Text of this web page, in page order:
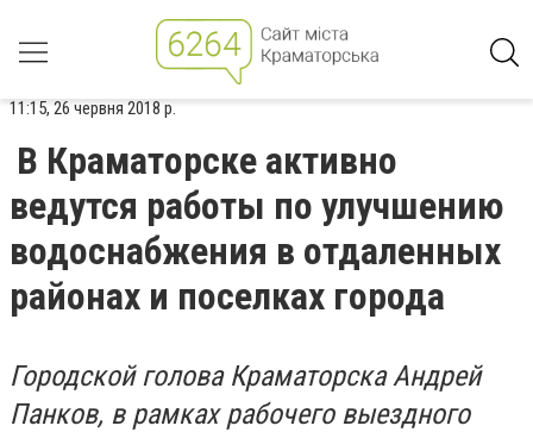
11:15, 26 червня 2018 р.
В Краматорске активно
ведутся работы по улучшению
водоснабжения в отдаленных
районах и поселках города
Городской голова Краматорска Андрей
Панков, в рамках рабочего выездного